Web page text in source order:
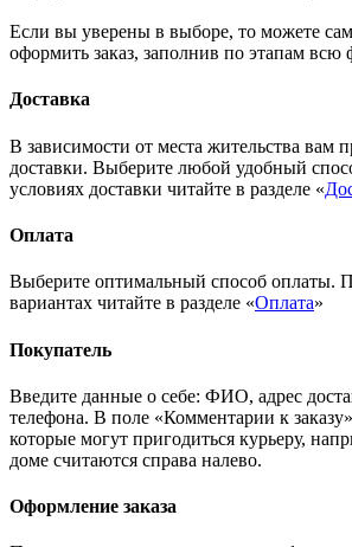
Если вы уверены в выборе, то можете
оформить заказ, заполнив по этапам всю
Доставка
В зависимости от места жительства вам
доставки. Выберите любой удобный
условиях доставки читайте в разделе «
Оплата
Выберите оптимальный способ оплаты.
вариантах читайте в разделе «Оплата»
Покупатель
Введите данные о себе: ФИО, адрес
телефона. В поле «Комментарии к
которые могут пригодиться курьеру,
доме считаются справа налево.
Оформление заказа